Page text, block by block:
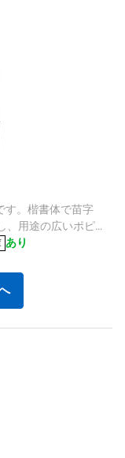
す。楷書体で苗字
、用途の広いポピュ
あり